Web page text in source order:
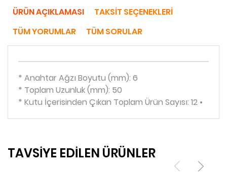
ÜRÜN AÇIKLAMASI
TAKSIT SEÇENEKLERI
TÜM YORUMLAR
TÜM SORULAR
* Anahtar Ağzı Boyutu (mm): 6
* Toplam Uzunluk (mm): 50
* Kutu İçerisinden Çıkan Toplam Ürün Sayısı: 12 •
TAVSİYE EDİLEN ÜRÜNLER